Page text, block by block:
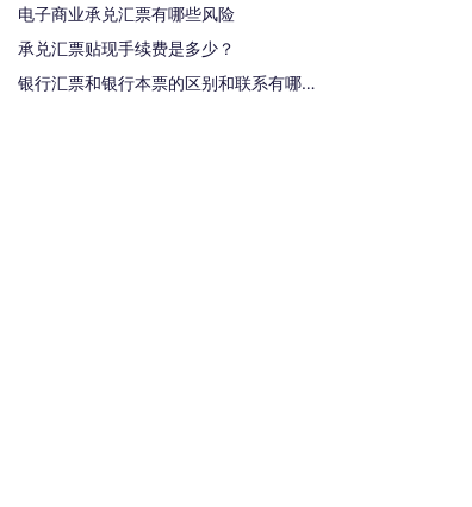
电子商业承兑汇票有哪些风险
承兑汇票贴现手续费是多少？
银行汇票和银行本票的区别和联系有哪些（一文读懂支票、本票和汇票的区别）